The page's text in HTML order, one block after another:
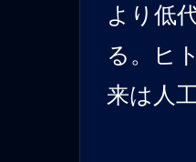
より低
る。ヒ
来は人